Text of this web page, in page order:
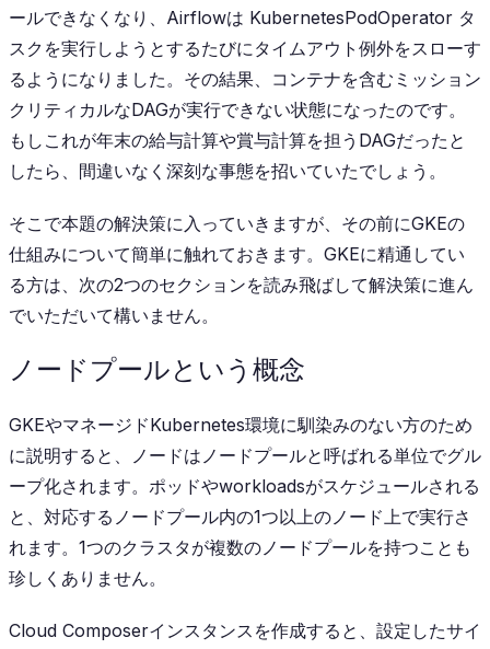
ールできなくなり、Airflowは KubernetesPodOperator タ
スクを実行しようとするたびにタイムアウト例外をスローす
るようになりました。その結果、コンテナを含むミッション
クリティカルなDAGが実行できない状態になったのです。
もしこれが年末の給与計算や賞与計算を担うDAGだったと
したら、間違いなく深刻な事態を招いていたでしょう。
そこで本題の解決策に入っていきますが、その前にGKEの
仕組みについて簡単に触れておきます。GKEに精通してい
る方は、次の2つのセクションを読み飛ばして解決策に進ん
でいただいて構いません。
ノードプールという概念
GKEやマネージドKubernetes環境に馴染みのない方のため
に説明すると、ノードはノードプールと呼ばれる単位でグル
ープ化されます。ポッドやworkloadsがスケジュールされる
と、対応するノードプール内の1つ以上のノード上で実行さ
れます。1つのクラスタが複数のノードプールを持つことも
珍しくありません。
Cloud Composerインスタンスを作成すると、設定したサイ